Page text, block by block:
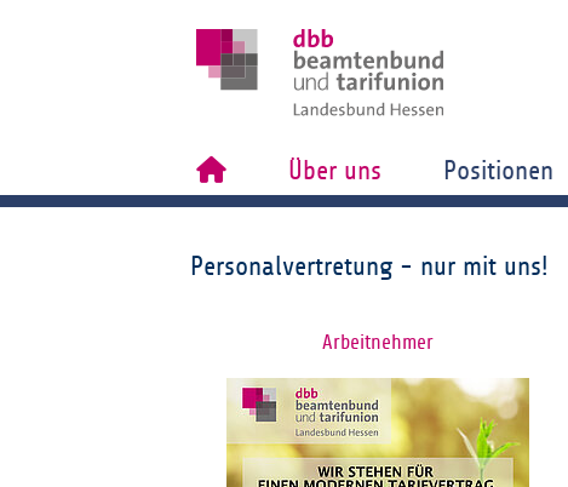
Über uns Positionen
Personalvertretung - nur mit uns!
Arbeitnehmer